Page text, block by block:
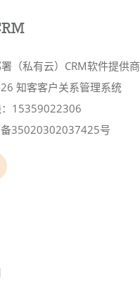
（私有云）CRM软件提供商
知客客户关系管理系统
15359022306
35020302037425号